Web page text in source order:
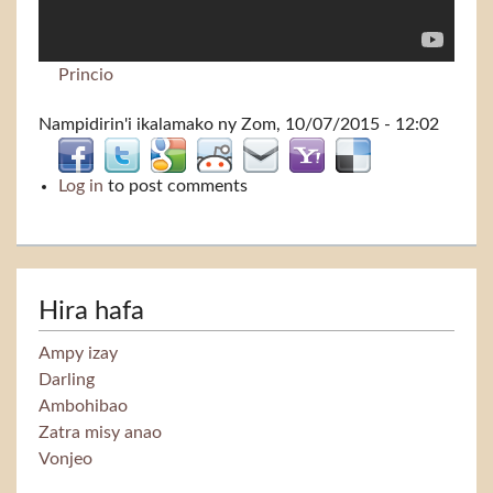
Princio
Nampidirin'i ikalamako ny Zom, 10/07/2015 - 12:02
Log in to post comments
Hira hafa
Ampy izay
Darling
Ambohibao
Zatra misy anao
Vonjeo